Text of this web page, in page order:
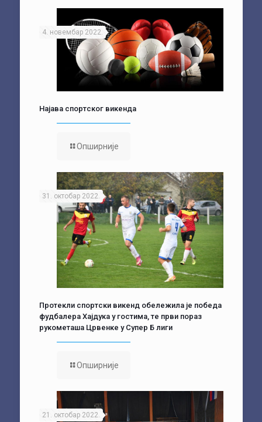
4. новембар 2022.
Најава спортског викенда
Опширније
31. октобар 2022.
Протекли спортски викенд обележила је победа
фудбалера Хајдука у гостима, те први пораз
рукометаша Црвенке у Супер Б лиги
Опширније
21. октобар 2022.